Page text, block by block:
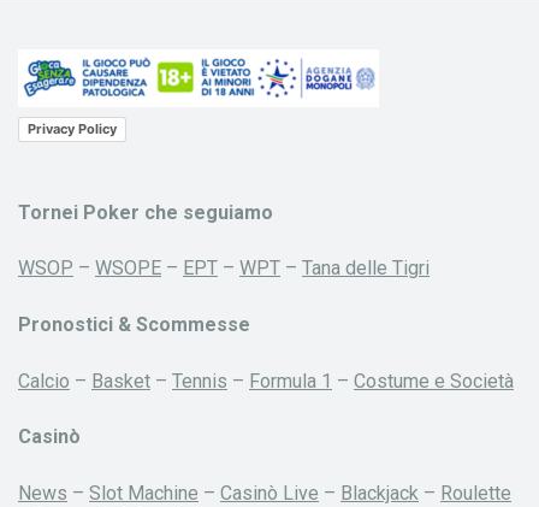
Privacy Policy
Tornei Poker che seguiamo
WSOP – WSOPE – EPT – WPT – Tana delle Tigri
Pronostici & Scommesse
Calcio – Basket – Tennis – Formula 1 – Costume e Società
Casinò
News – Slot Machine – Casinò Live – Blackjack – Roulette